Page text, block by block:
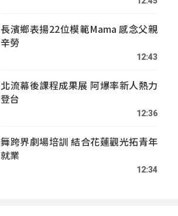
長濱鄉表揚22位模範Mama 感念父親
辛勞
12:43
北流幕後課程成果展 阿爆率新人熱力
登台
12:36
舞跨界劇場培訓 結合花蓮觀光拓青年
就業
12:34